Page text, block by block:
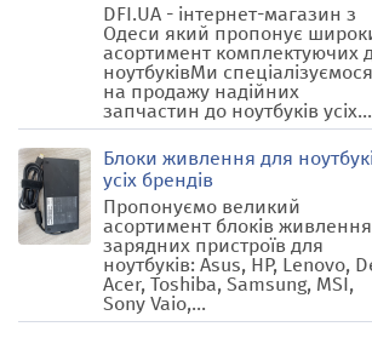
DFI.UA - інтернет-магазин з
Одеси який пропонує
асортимент комплектуючих
ноутбуківМи спеціалізуємося
на продажу надійних
запчастин до ноутбуків усіх...
Блоки живлення для
усіх брендів
Пропонуємо великий
асортимент блоків
зарядних пристроїв для
ноутбуків: Asus, HP, Lenovo,
Acer, Toshiba, Samsung, MSI,
Sony Vaio,...